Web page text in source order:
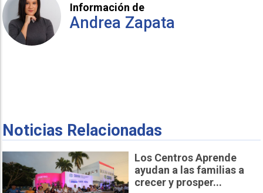
Información de
Andrea Zapata
Noticias Relacionadas
Los Centros Aprende
ayudan a las familias a
crecer y prosper...